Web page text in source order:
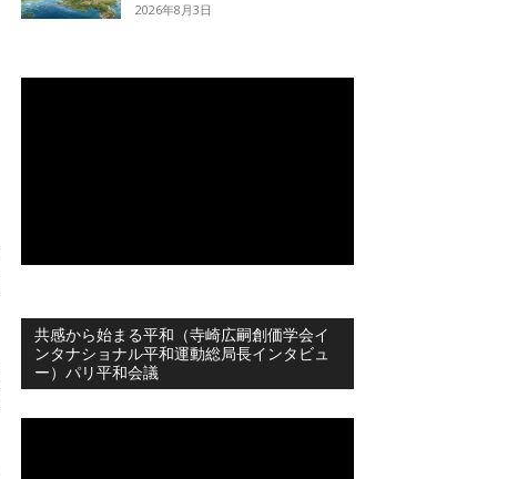
2026年8月3日
共感から始まる平和（寺崎広嗣創価学会イ
ンタナショナル平和運動総局長インタビュ
ー）パリ平和会議